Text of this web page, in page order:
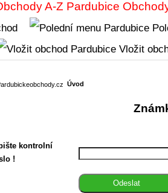
Vložit
Úvod
kontrolní
!